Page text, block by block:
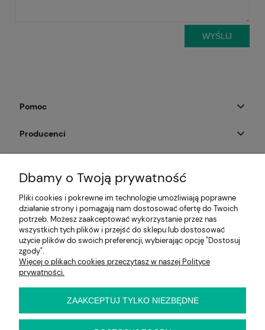
WYŚLIJ
Pomoc
Producenci
Informacje
E-KRZESŁO
Biuro handlowe (bez ekspozycji). Prosimy o wcześniejszy
kontakt przed wizytą
ul. Cynamonowa 2,
woj. dolnośląskie
Dbamy o Twoją prywatność
Pliki cookies i pokrewne im technologie umożliwiają poprawne
działanie strony i pomagają nam dostosować ofertę do Twoich
potrzeb. Możesz zaakceptować wykorzystanie przez nas
wszystkich tych plików i przejść do sklepu lub dostosować
użycie plików do swoich preferencji, wybierając opcję "Dostosuj
zgody".
Więcej o plikach cookies przeczytasz w naszej Polityce
prywatności.
ZAAKCEPTUJ TYLKO NIEZBĘDNE